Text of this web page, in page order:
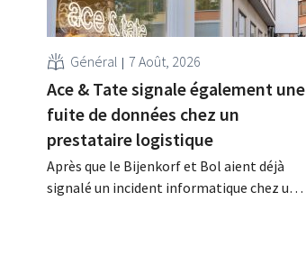
Général 7 Août, 2026
Ace & Tate signale également une
fuite de données chez un
prestataire logistique
Après que le Bijenkorf et Bol aient déjà
signalé un incident informatique chez un